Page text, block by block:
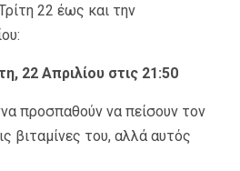
22 έως και την
22 Απριλίου στις 21:50
προσπαθούν να πείσουν τον
βιταμίνες του, αλλά αυτός